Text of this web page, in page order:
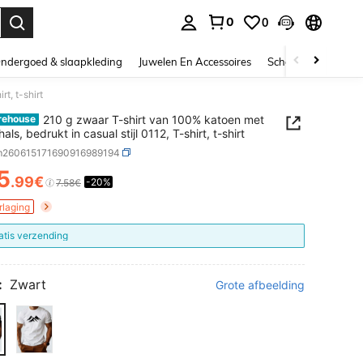
0 0
& slaapkleding Juwelen En Accessoires Schoonheid &
t-shirt
210 g zwaar T-shirt van 100% katoen met
bedrukt in casual stijl 0112, T-shirt, t-shirt
AND AVAILABILITY
.99€ 7.58€ -20%
verzending
Zwart Grote afbeelding